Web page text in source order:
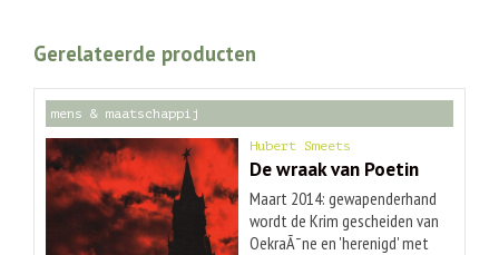
Gerelateerde producten
mens & maatschappij
Hubert Smeets
De wraak van Poetin
Maart 2014: gewapenderhand
wordt de Krim gescheiden van
OekraÃ¯ne en 'herenigd' met